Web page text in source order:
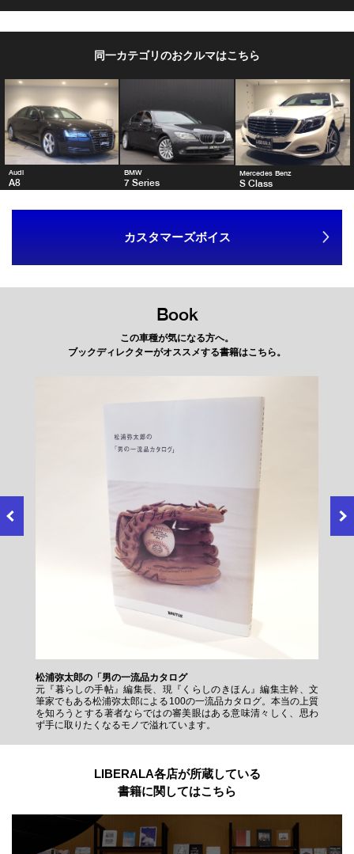
同一カテゴリのおクルマはこちら
Audi
A8
BMW
7 Series
Mercedes Benz
S Class
カスタマーズボイス
Book
この車種が気になる方へ。
ブックディレクターがオススメする書籍はこちら。
松浦弥太郎の「男の一流品カタログ
元『暮らしの手帖』編集長、現『くらしのきほん』編集主幹、文
筆家でもある松浦弥太郎による100の一流品カタログ。本当の上質
を知ろうとする著者ならではの審美眼はある意味清々しく、思わ
ず手に取りたくなるモノで溢れています。
LIBERALA各店が所蔵している
書籍に関してはこちら